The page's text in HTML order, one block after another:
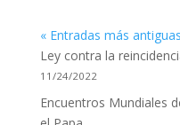
« Entradas más antiguas
Ley contra la
11/24/2022
Encuentros Mundiales